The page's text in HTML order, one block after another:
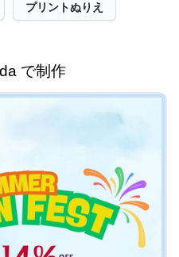
プリントぬりえ
で制作